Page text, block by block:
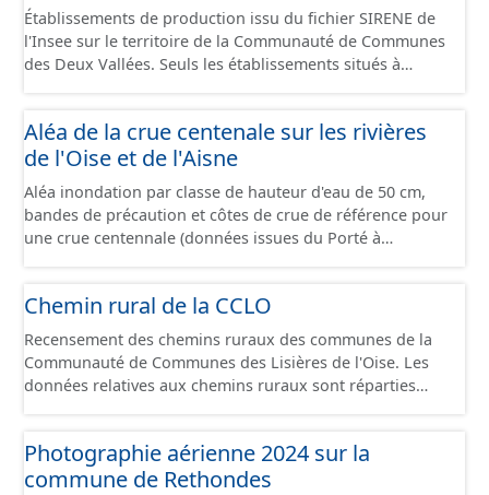
Établissements de production issu du fichier SIRENE de
l'Insee sur le territoire de la Communauté de Communes
des Deux Vallées. Seuls les établissements situés à
conformément aux prescriptions du standard CNIG Sites
Économiques. Ce lot ne contient pas la référence aux
delà des prescriptions du CNIG se limitant aux SCI.
Aléa de la crue centenale sur les rivières
de l'Oise et de l'Aisne
Aléa inondation par classe de hauteur d'eau de 50 cm,
bandes de précaution et côtes de crue de référence pour
une crue centennale (données issues du Porté à
Chemin rural de la CCLO
Recensement des chemins ruraux des communes de la
Communauté de Communes des Lisières de l'Oise. Les
données relatives aux chemins ruraux sont réparties
générales du chemin (longueur, largeur, etc.). - Secteurs :
les informations générales du chemin et données
Photographie aérienne 2024 sur la
commune de Rethondes